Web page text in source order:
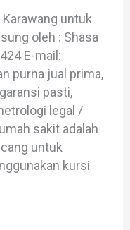
untuk
oleh : Shasa
E-mail:
purna jual prima,
pasti,
legal /
sakit adalah
untuk
kursi